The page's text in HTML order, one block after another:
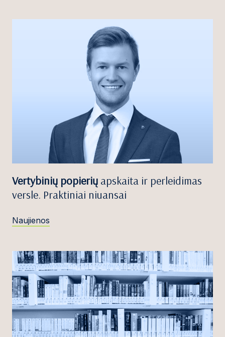
Vertybinių popierių apskaita ir perleidimas
versle. Praktiniai niuansai
Naujienos